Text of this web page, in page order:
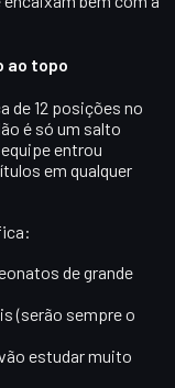
ao topo
de12 posições no
é só um salto
entrou
em qualquer
de grande
(serão sempre o
estudar muito